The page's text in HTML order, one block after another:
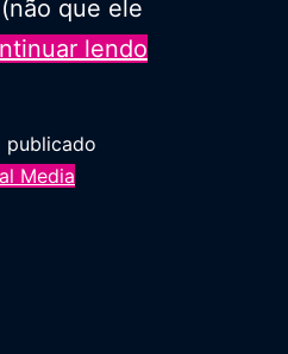
que ele
lendo
publicado
Media